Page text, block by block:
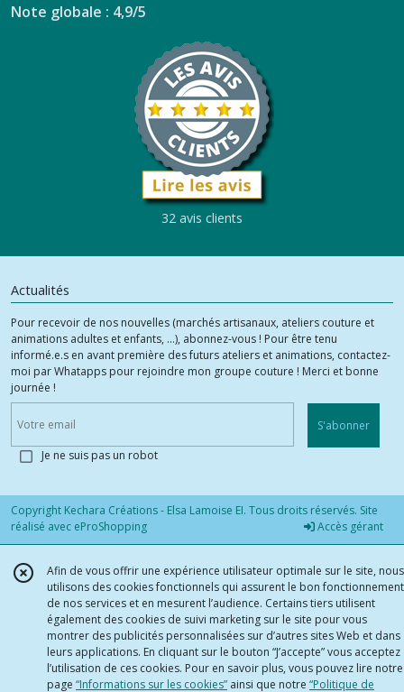
Note globale : 4,9/5
32 avis clients
Actualités
Pour recevoir de nos nouvelles (marchés artisanaux, ateliers couture et
animations adultes et enfants, ...), abonnez-vous ! Pour être tenu
informé.e.s en avant première des futurs ateliers et animations, contactez-
moi par Whatapps pour rejoindre mon groupe couture ! Merci et bonne
journée !
S'abonner
Je ne suis pas un robot
Copyright Kechara Créations - Elsa Lamoise EI. Tous droits réservés. Site
réalisé avec eProShopping Accès gérant
Afin de vous offrir une expérience utilisateur optimale sur le site, nous
utilisons des cookies fonctionnels qui assurent le bon fonctionnement
de nos services et en mesurent l’audience. Certains tiers utilisent
également des cookies de suivi marketing sur le site pour vous
montrer des publicités personnalisées sur d’autres sites Web et dans
leurs applications. En cliquant sur le bouton “J’accepte” vous acceptez
l’utilisation de ces cookies. Pour en savoir plus, vous pouvez lire notre
page “Informations sur les cookies” ainsi que notre “Politique de